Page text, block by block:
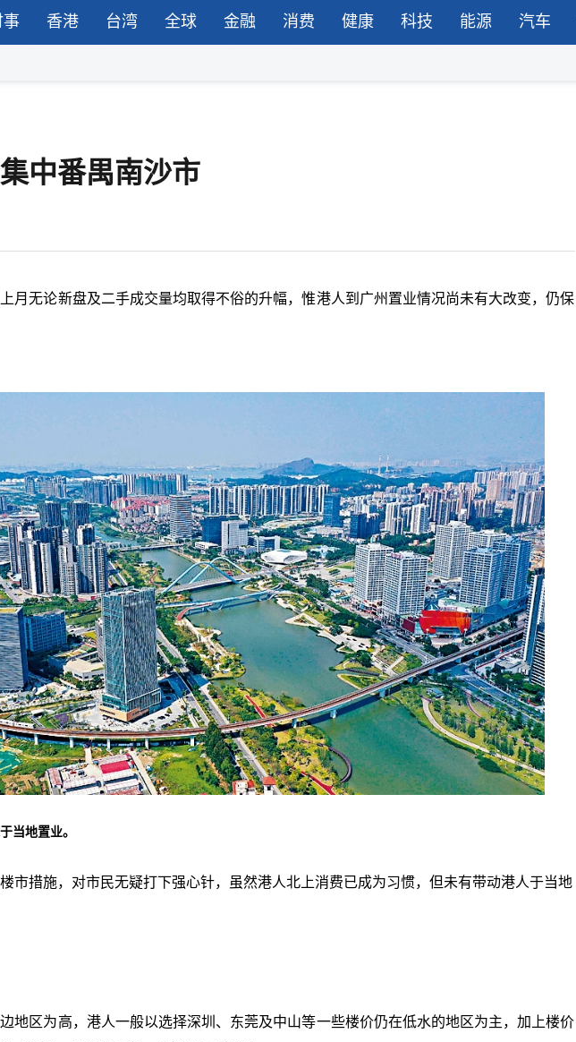
事 香港 台湾 全球 金融 消费 健康 科技 能源 汽车
中番禺南沙市
月无论新盘及二手成交量均取得不俗的升幅，惟港人到广州置业情况尚未有大改变，仍保
当地置业。
市措施，对市民无疑打下强心针，虽然港人北上消费已成为习惯，但未有带动港人于当地
地区为高，港人一般以选择深圳、东莞及中山等一些楼价仍在低水的地区为主，加上楼价